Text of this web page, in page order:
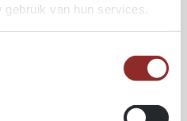
van hun services.